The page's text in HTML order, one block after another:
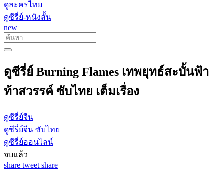
ดูละครไทย
ดูซีรี่ย์-หนังสั้น
new
ดูซีรี่ย์ Burning Flames เทพยุทธ์สะบั้นฟ้า
ท้าสวรรค์ ซับไทย เต็มเรื่อง
ดูซีรี่ย์จีน
ดูซีรี่ย์จีน ซับไทย
ดูซีรี่ย์ออนไลน์
จบแล้ว
share tweet share